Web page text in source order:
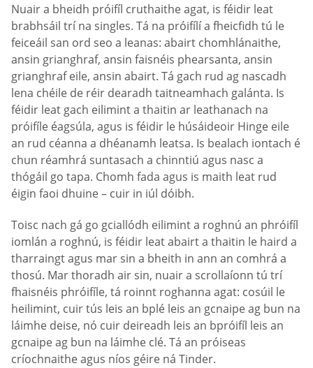
Nuair a bheidh próifíl cruthaithe agat, is féidir leat
brabhsáil trí na singles. Tá na próifílí a fheicfidh tú le
feiceáil san ord seo a leanas: abairt chomhlánaithe,
ansin grianghraf, ansin faisnéis phearsanta, ansin
grianghraf eile, ansin abairt. Tá gach rud ag nascadh
lena chéile de réir dearadh taitneamhach galánta. Is
féidir leat gach eilimint a thaitin ar leathanach na
próifíle éagsúla, agus is féidir le húsáideoir Hinge eile
an rud céanna a dhéanamh leatsa. Is bealach iontach é
chun réamhrá suntasach a chinntiú agus nasc a
thógáil go tapa. Chomh fada agus is maith leat rud
éigin faoi dhuine – cuir in iúl dóibh.
Toisc nach gá go gciallódh eilimint a roghnú an phróifíl
iomlán a roghnú, is féidir leat abairt a thaitin le haird a
tharraingt agus mar sin a bheith in ann an comhrá a
thosú. Mar thoradh air sin, nuair a scrollaíonn tú trí
fhaisnéis phróifíle, tá roinnt roghanna agat: cosúil le
heilimint, cuir tús leis an bplé leis an gcnaipe ag bun na
láimhe deise, nó cuir deireadh leis an bpróifíl leis an
gcnaipe ag bun na láimhe clé. Tá an próiseas
críochnaithe agus níos géire ná Tinder.